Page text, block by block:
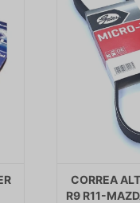
CORREA
R9 R11-